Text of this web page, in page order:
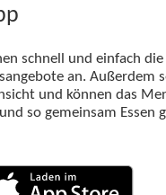
schnell und einfach die
an. Außerdem
und können das
so gemeinsam Essen